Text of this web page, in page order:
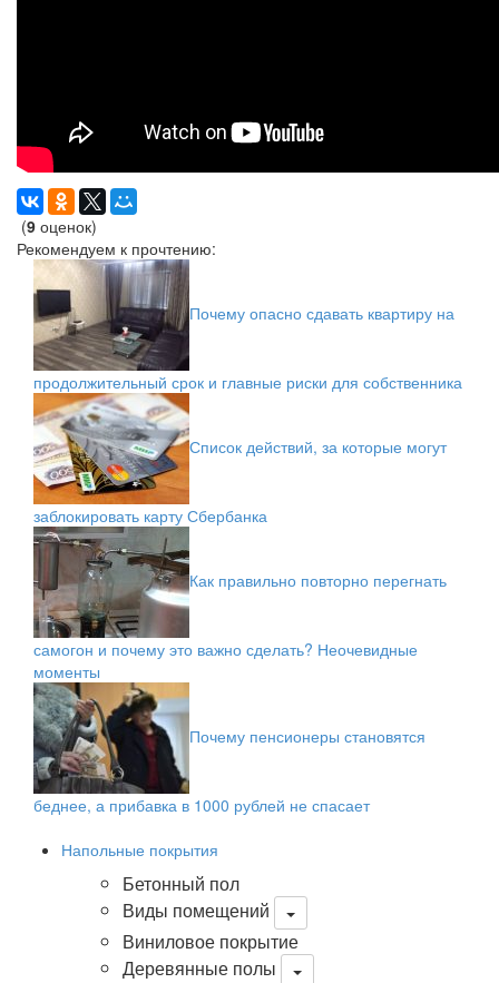
(9 оценок)
Рекомендуем к прочтению:
Почему опасно сдавать квартиру на
продолжительный срок и главные риски для собственника
Список действий, за которые могут
заблокировать карту Сбербанка
Как правильно повторно перегнать
самогон и почему это важно сделать? Неочевидные
моменты
Почему пенсионеры становятся
беднее, а прибавка в 1000 рублей не спасает
Напольные покрытия
Бетонный пол
Виды помещений
Виниловое покрытие
Деревянные полы